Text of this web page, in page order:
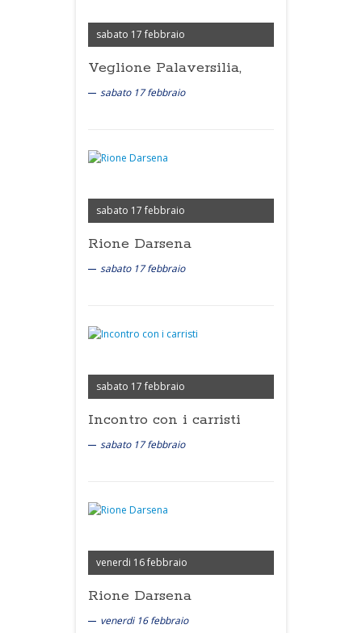
sabato 17 febbraio
Veglione Palaversilia,
sabato 17 febbraio
sabato 17 febbraio
Rione Darsena
sabato 17 febbraio
sabato 17 febbraio
Incontro con i carristi
sabato 17 febbraio
venerdi 16 febbraio
Rione Darsena
venerdi 16 febbraio